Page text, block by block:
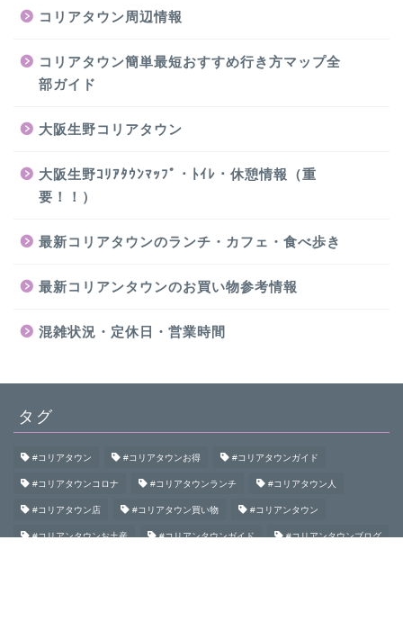
コリアタウン周辺情報
コリアタウン簡単最短おすすめ行き方マップ全
部ガイド
大阪生野コリアタウン
大阪生野ｺﾘｱﾀｳﾝﾏｯﾌﾟ・ﾄｲﾚ・休憩情報（重
要！！）
最新コリアタウンのランチ・カフェ・食べ歩き
最新コリアンタウンのお買い物参考情報
混雑状況・定休日・営業時間
タグ
#コリアタウン #コリアタウンお得 #コリアタウンガイド
#コリアタウンコロナ #コリアタウンランチ #コリアタウン人
#コリアタウン店 #コリアタウン買い物 #コリアンタウン
#コリアンタウンお土産 #コリアンタウンガイド #コリアンタウンブログ